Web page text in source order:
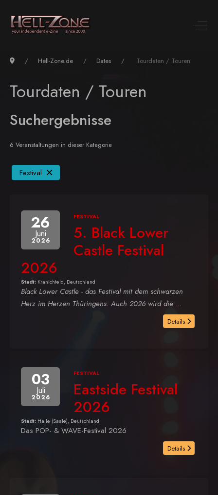
Hell-Zone.de Dates Tourdaten / Touren
Tourdaten / Touren
Suchergebnisse
6 Veranstaltungen in dieser Kategorie
Festival
26
Juni
2026
FESTIVAL
5. Black Lower
Castle Festival
2026
Stadt: Kranichfeld, Deutschland
Black Lower Castle - das Festival mit dem schwarzen
Herz im Herzen Thüringens. Auch 2026 wird die ...
Details
03
Juli
2026
FESTIVAL
Eastside Festival
2026
Stadt: Halle (Saale), Deutschland
Das POP- & WAVE-Festival 2026
Details